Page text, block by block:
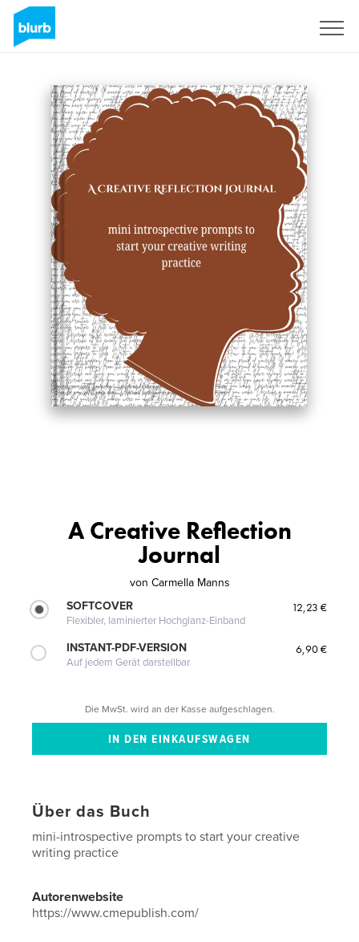
A Creative Reflection
Journal
von Carmella Manns
SOFTCOVER
Flexibler, laminierter Hochglanz-Einband
12,23 €
INSTANT-PDF-VERSION
Auf jedem Gerät darstellbar
6,90 €
Die MwSt. wird an der Kasse aufgeschlagen.
Über das Buch
mini-introspective prompts to start your creative
writing practice
Autorenwebsite
https://www.cmepublish.com/